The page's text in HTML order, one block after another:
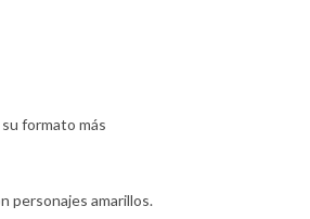
formato más
personajes amarillos.